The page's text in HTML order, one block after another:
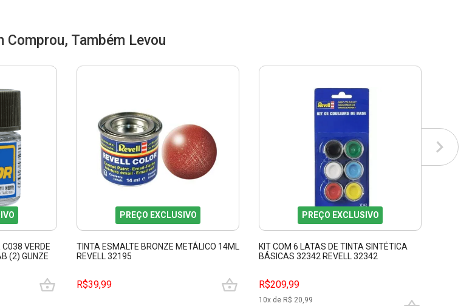
Comprou, Também Levou
VERDE
(2) GUNZE
PREÇO EXCLUSIVO
TINTA ESMALTE BRONZE METÁLICO 14ML
REVELL 32195
R$39,99
PREÇO EXCLUSIVO
KIT COM 6 LATAS DE TINTA SINTÉTICA
BÁSICAS 32342 REVELL 32342
R$209,99
10x de R$ 20,99